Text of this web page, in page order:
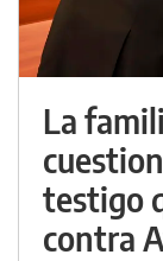
La
testigo
contra